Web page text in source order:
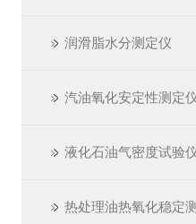
润滑脂水分测定仪
汽油氧化安定性测定
液化石油气密度试验
热处理油热氧化稳定